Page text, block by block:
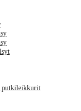
putkileikkurit